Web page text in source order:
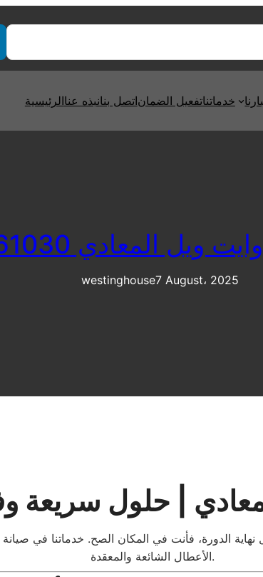
الرئيسيةنبذه عنااتصل بناتفعيل الضمانخدماتنا
المعادي 01220261030
westinghouse7 August، 2025
| حلول سريعة
الدورة، فأنت في المكان الصح. خدماتنا في
الأعطال الشائعة والمعقدة.